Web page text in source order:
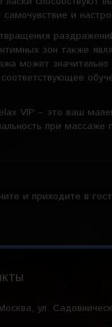
и
зон также
может
VIP – это ваш
при массаже
и приходите в
ул.